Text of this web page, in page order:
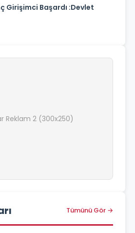
Girişimci Başardı :Devlet
Reklam 2 (300x250)
Tümünü Gör →